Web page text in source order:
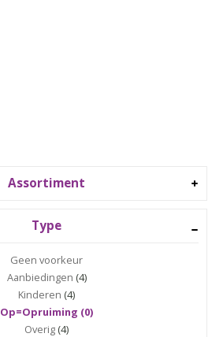
Assortiment
Type
Geen voorkeur
Aanbiedingen (4)
Kinderen (4)
Op=Opruiming (0)
Overig (4)